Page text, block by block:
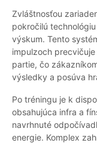
Zvláštnosťou
pokročilú
výskum. Tento
impulzoch
partie, čo
výsledky a posúva
Po tréningu je k
obsahujúca infra a
navrhnuté
energie. Komplex